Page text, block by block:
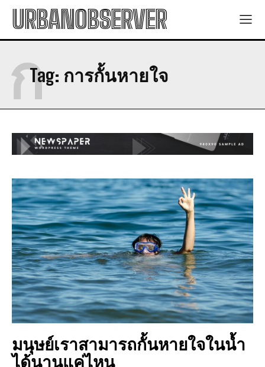
URBANOBSERVER
Tag: การกั้นหายใจ
ก
มนุษย์เราสามารถกั้นหายใจในน้ำ
ได้นานแค่ไหน